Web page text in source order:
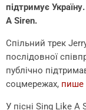
підтримує
A Siren.
Спільний трек
послідовної
публічно
соцмережах, пише
У пісні Sing Like